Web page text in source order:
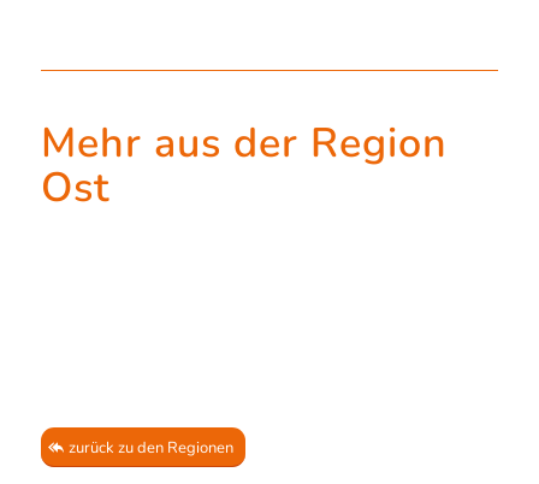
Mehr aus der Region
Ost
zurück zu den Regionen